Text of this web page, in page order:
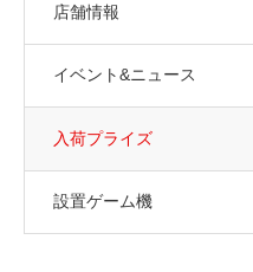
店舗情報
イベント&ニュース
入荷プライズ
設置ゲーム機